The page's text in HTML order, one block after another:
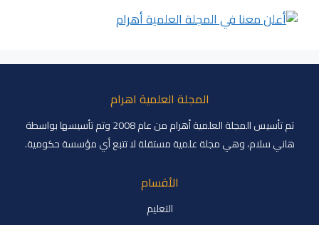
المجلة العلمية اهرام
تم تأسيس المجلة العلمية أهرام من عام 2008 وتم تأسيسها بواسطة
هاني سلام، وهي مجلة علمية مستقلة لا تتبع أي مؤسسة حكومية.
الأقسام
التعليم